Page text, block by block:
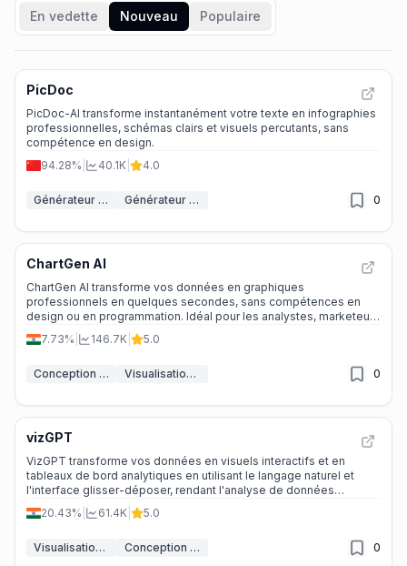
En vedette
Nouveau Populaire
PicDoc
PicDoc-AI transforme instantanément votre texte en infographies
professionnelles, schémas clairs et visuels percutants, sans
compétence en design.
94.28%
40.1K 4.0
Générateur de diagrammes IA Générateur d'infographies IA 0
ChartGen AI
ChartGen AI transforme vos données en graphiques
professionnels en quelques secondes, sans compétences en
design ou en programmation. Idéal pour les analystes, marketeurs
et chefs d'entreprise.
7.73% 146.7K 5.0
Conception de graphiques IA Visualisation de données 0
vizGPT
VizGPT transforme vos données en visuels interactifs et en
tableaux de bord analytiques en utilisant le langage naturel et
l'interface glisser-déposer, rendant l'analyse de données
accessible à tous.
20.43% 61.4K 5.0
Visualisation de données Conception de graphiques IA 0